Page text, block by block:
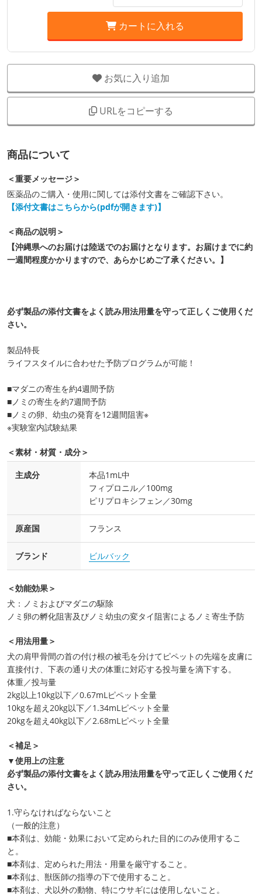
カートに入れる
お気に入り追加
URLをコピーする
商品について
＜重要メッセージ＞
医薬品のご購入・使用に関しては添付文書をご確認下さい。
【添付文書はこちらから(pdfが開きます)】
＜商品の説明＞
【沖縄県へのお届けは陸送でのお届けとなります。お届けまでに約
一週間程度かかりますので、あらかじめご了承ください。】
必ず製品の添付文書をよく読み用法用量を守って正しくご使用くだ
さい。
製品特長
ライフスタイルに合わせた予防プログラムが可能！
■マダニの寄生を約4週間予防
■ノミの寄生を約7週間予防
■ノミの卵、幼虫の発育を12週間阻害※
※実験室内試験結果
＜素材・材質・成分＞
主成分
本品1mL中
フィプロニル／100mg
ピリプロキシフェン／30mg
原産国 フランス
ブランド ビルバック
＜効能効果＞
犬：ノミおよびマダニの駆除
ノミ卵の孵化阻害及びノミ幼虫の変タイ阻害によるノミ寄生予防
＜用法用量＞
犬の肩甲骨間の首の付け根の被毛を分けてピペットの先端を皮膚に
直接付け、下表の通り犬の体重に対応する投与量を滴下する。
体重／投与量
2kg以上10kg以下／0.67mLピペット全量
10kgを超え20kg以下／1.34mLピペット全量
20kgを超え40kg以下／2.68mLピペット全量
＜補足＞
▼使用上の注意
必ず製品の添付文書をよく読み用法用量を守って正しくご使用くだ
さい。
1.守らなければならないこと
（一般的注意）
■本剤は、効能・効果において定められた目的にのみ使用するこ
と。
■本剤は、定められた用法・用量を厳守すること。
■本剤は、獣医師の指導の下で使用すること。
■本剤は、犬以外の動物、特にウサギには使用しないこと。